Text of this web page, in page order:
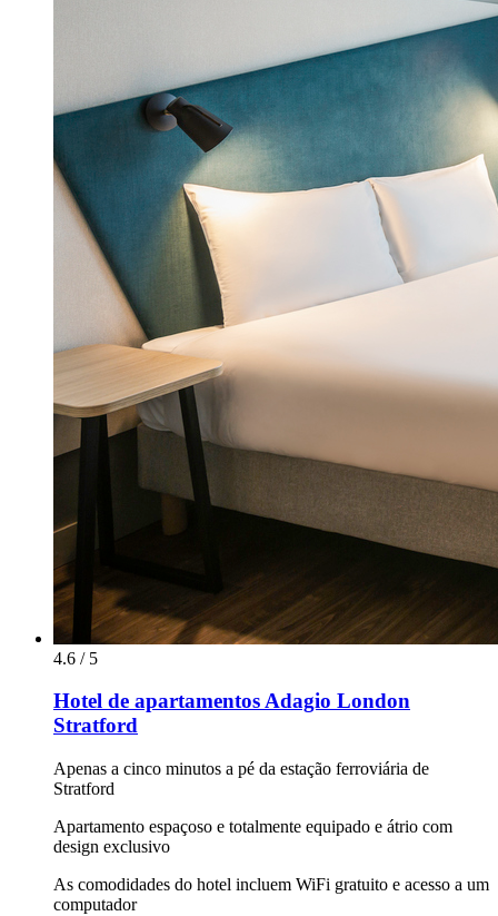
4.6 / 5
Hotel de apartamentos Adagio London
Stratford
Apenas a cinco minutos a pé da estação ferroviária de
Stratford
Apartamento espaçoso e totalmente equipado e átrio com
design exclusivo
As comodidades do hotel incluem WiFi gratuito e acesso a um
computador